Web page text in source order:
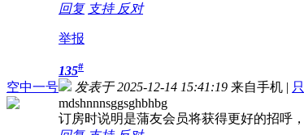
回复 支持 反对
举报
空中一号
135#
发表于 2025-12-14 15:41:19 来自手机 |
mdshnnnsggsghbhbg
订房时说明是蒲友会员将获得更好的招呼